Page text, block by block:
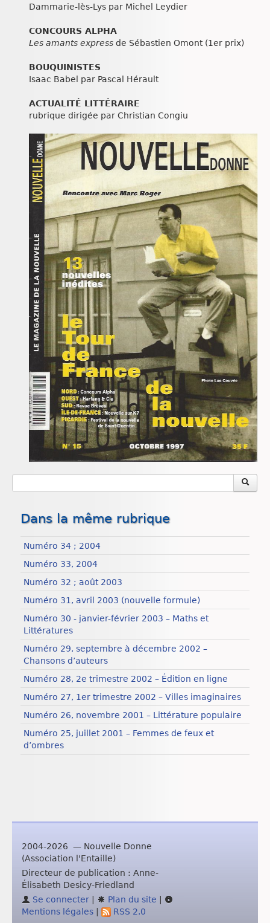
Dammarie-lès-Lys par Michel Leydier
CONCOURS ALPHA
Les amants express de Sébastien Omont (1er prix)
BOUQUINISTES
Isaac Babel par Pascal Hérault
ACTUALITÉ LITTÉRAIRE
rubrique dirigée par Christian Congiu
Dans la même rubrique
Numéro 34 ; 2004
Numéro 33, 2004
Numéro 32 ; août 2003
Numéro 31, avril 2003 (nouvelle formule)
Numéro 30 - janvier-février 2003 – Maths et
Littératures
Numéro 29, septembre à décembre 2002 –
Chansons d’auteurs
Numéro 28, 2e trimestre 2002 – Édition en ligne
Numéro 27, 1er trimestre 2002 – Villes imaginaires
Numéro 26, novembre 2001 – Littérature populaire
Numéro 25, juillet 2001 – Femmes de feux et
d’ombres
2004-2026 — Nouvelle Donne
(Association l'Entaille)
Directeur de publication : Anne-
Élisabeth Desicy-Friedland
Se connecter
Plan du site
Mentions légales | RSS 2.0